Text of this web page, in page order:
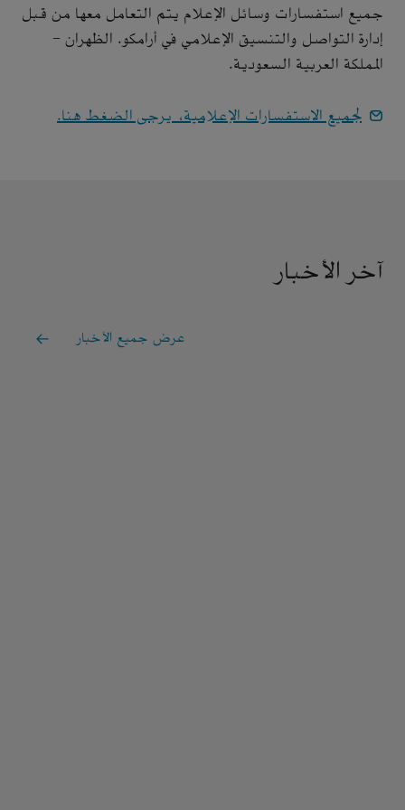
جميع استفسارات وسائل الإعلام يتم التعامل معها من قبل
إدارة التواصل والتنسيق الإعلامي في أرامكو. الظهران -
المملكة العربية السعودية.
لجميع الاستفسارات الإعلامية، يرجى الضغط هنا.
آخر الأخبار
عرض جميع الأخبار